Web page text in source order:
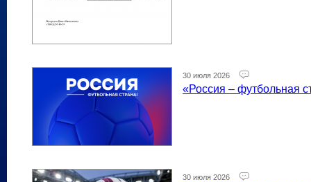
30 июля 2026
«Россия – футбольная
30 июля 2026